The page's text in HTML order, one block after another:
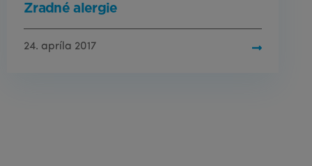
Zradné alergie
24. apríla 2017